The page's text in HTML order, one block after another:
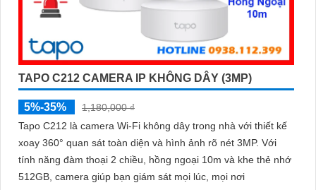
TAPO C212 CAMERA IP KHÔNG DÂY (3MP)
5%-35%
1,180,000 ₫
Tapo C212 là camera Wi-Fi không dây trong nhà với thiết kế
xoay 360° quan sát toàn diện và hình ảnh rõ nét 3MP. Với
tính năng đàm thoại 2 chiều, hồng ngoại 10m và khe thẻ nhớ
512GB, camera giúp bạn giám sát mọi lúc, mọi nơi